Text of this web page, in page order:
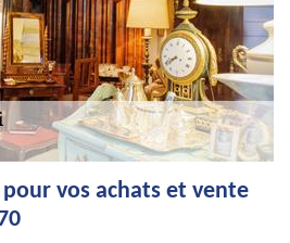
vos achats et vente